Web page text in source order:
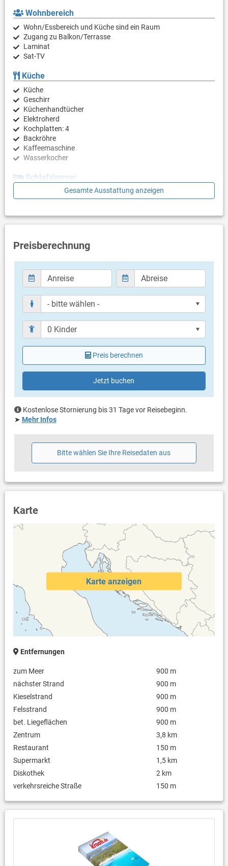
Wohnbereich
Wohn/Essbereich und Küche sind ein Raum
Zugang zu Balkon/Terrasse
Laminat
Sat-TV
Küche
Küche
Geschirr
Küchenhandtücher
Elektroherd
Kochplatten: 4
Backröhre
Kaffeemaschine
Wasserkocher
Schlafzimmer
Schlafzimmer mit Doppelbett, Zustellbett, Laminat
Bad mit WC, Dusche
Balkon & Terrasse
Bestuhlung
Terrassengröße: 5 m²
Weitere Informationen
Garten zur Benutzung
Parkplatz beim Haus
Haustier nicht erlaubt
Eigentümer lebt im gleichen Haus
Bettwäsche vorhanden
Handtücher vorhanden
Waschmaschine in der Unterkunft
Internet per WLAN
Gesamte Ausstattung anzeigen
Preisberechnung
Preis berechnen
Jetzt buchen
Kostenlose Stornierung bis 31 Tage vor Reisebeginn.
➤ Mehr Infos
Bitte wählen Sie Ihre Reisedaten aus
Karte
Karte anzeigen
Entfernungen
zum Meer
900 m
nächster Strand
900 m
Kieselstrand
900 m
Felsstrand
900 m
bet. Liegeflächen
900 m
Zentrum
3,8 km
Restaurant
150 m
Supermarkt
1,5 km
Diskothek
2 km
verkehrsreiche Straße
150 m